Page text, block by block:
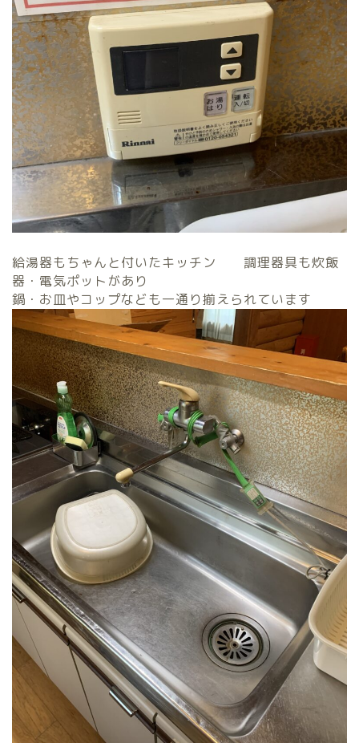
給湯器もちゃんと付いたキッチン 調理器具も炊飯
器・電気ポットがあり
鍋・お皿やコップなども一通り揃えられています